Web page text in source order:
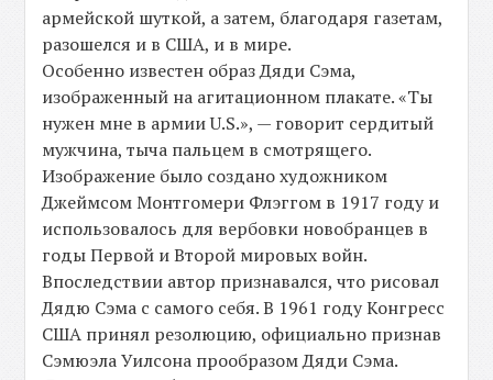
армейской шуткой, а затем, благодаря газетам,
разошелся и в США, и в мире.
Особенно известен образ Дяди Сэма,
изображенный на агитационном плакате. «Ты
нужен мне в армии U.S.», — говорит сердитый
мужчина, тыча пальцем в смотрящего.
Изображение было создано художником
Джеймсом Монтгомери Флэггом в 1917 году и
использовалось для вербовки новобранцев в
годы Первой и Второй мировых войн.
Впоследствии автор признавался, что рисовал
Дядю Сэма с самого себя. В 1961 году Конгресс
США принял резолюцию, официально признав
Сэмюэла Уилсона прообразом Дяди Сэма.